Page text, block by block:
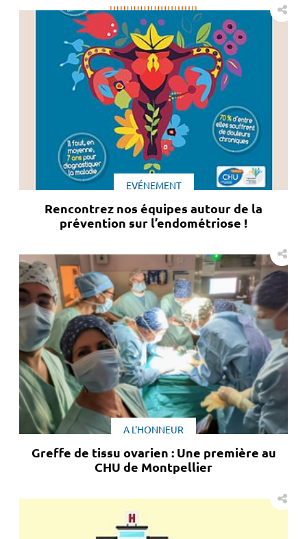
EVÉNEMENT
Rencontrez nos équipes autour de la
prévention sur l’endométriose !
A L'HONNEUR
Greffe de tissu ovarien : Une première au
CHU de Montpellier